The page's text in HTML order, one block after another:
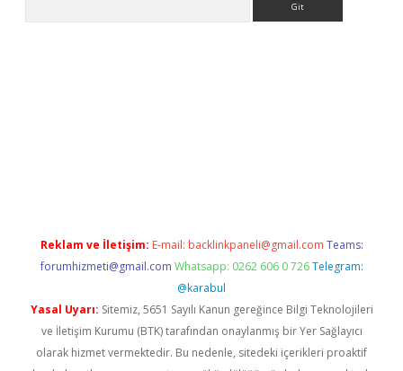
Reklam ve İletişim: E-mail: backlinkpaneli@gmail.com Teams:
forumhizmeti@gmail.com Whatsapp: 0262 606 0 726 Telegram:
@karabul
Yasal Uyarı: Sitemiz, 5651 Sayılı Kanun gereğince Bilgi Teknolojileri
ve İletişim Kurumu (BTK) tarafından onaylanmış bir Yer Sağlayıcı
olarak hizmet vermektedir. Bu nedenle, sitedeki içerikleri proaktif